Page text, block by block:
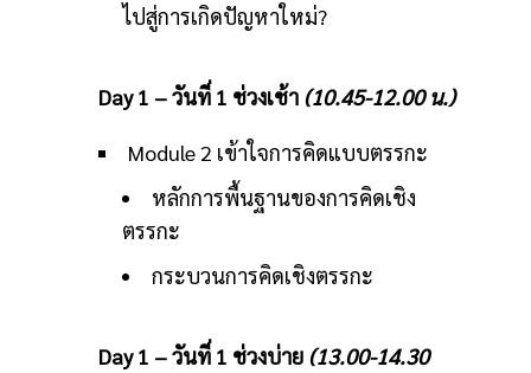
ไปสู่การเกิดปัญหาใหม่?
Day 1 – วันที่ 1 ช่วงเช้า (10.45-12.00 น.)
Module 2 เข้าใจการคิดแบบตรรกะ
หลักการพื้นฐานของการคิดเชิง
ตรรกะ
กระบวนการคิดเชิงตรรกะ
Day 1 – วันที่ 1 ช่วงบ่าย (13.00-14.30